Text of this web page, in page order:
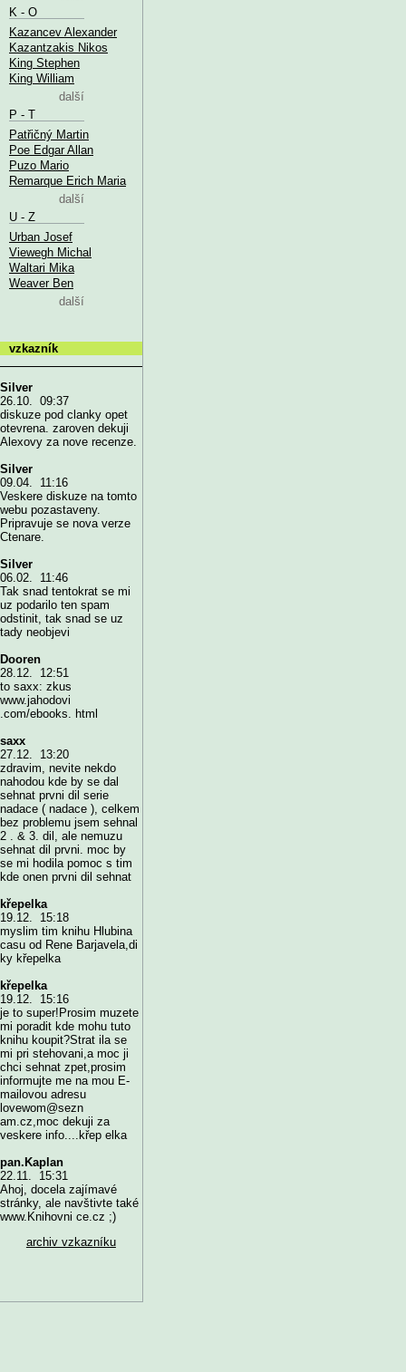
K - O
Kazancev Alexander
Kazantzakis Nikos
King Stephen
King William
další
P - T
Patřičný Martin
Poe Edgar Allan
Puzo Mario
Remarque Erich Maria
další
U - Z
Urban Josef
Viewegh Michal
Waltari Mika
Weaver Ben
další
vzkazník
Silver
26.10. 09:37
diskuze pod clanky opet
otevrena. zaroven dekuji
Alexovy za nove recenze.
Silver
09.04. 11:16
Veskere diskuze na tomto
webu pozastaveny.
Pripravuje se nova verze
Ctenare.
Silver
06.02. 11:46
Tak snad tentokrat se mi
uz podarilo ten spam
odstinit, tak snad se uz
tady neobjevi
Dooren
28.12. 12:51
to saxx: zkus
www.jahodovi
.com/ebooks. html
saxx
27.12. 13:20
zdravim, nevite nekdo
nahodou kde by se dal
sehnat prvni dil serie
nadace ( nadace ), celkem
bez problemu jsem sehnal
2 . & 3. dil, ale nemuzu
sehnat dil prvni. moc by
se mi hodila pomoc s tim
kde onen prvni dil sehnat
křepelka
19.12. 15:18
myslim tim knihu Hlubina
casu od Rene Barjavela,di
ky křepelka
křepelka
19.12. 15:16
je to super!Prosim muzete
mi poradit kde mohu tuto
knihu koupit?Strat ila se
mi pri stehovani,a moc ji
chci sehnat zpet,prosim
informujte me na mou E-
mailovou adresu
lovewom@sezn
am.cz,moc dekuji za
veskere info....křep elka
pan.Kaplan
22.11. 15:31
Ahoj, docela zajímavé
stránky, ale navštivte také
www.Knihovni ce.cz ;)
archiv vzkazníku